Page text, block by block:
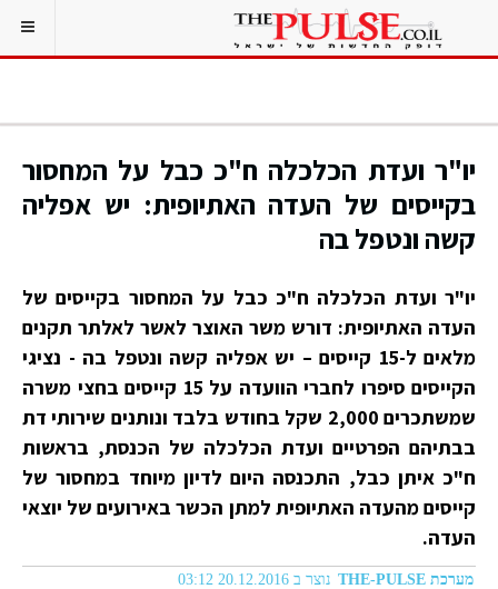
יו"ר ועדת הכלכלה ח"כ כבל על המחסור
בקייסים של העדה האתיופית: יש אפליה
קשה ונטפל בה
יו"ר ועדת הכלכלה ח"כ כבל על המחסור בקייסים של
העדה האתיופית: דורש משר האוצר לאשר לאלתר תקנים
מלאים ל-15 קייסים – יש אפליה קשה ונטפל בה - נציגי
הקייסים סיפרו לחברי הוועדה על 15 קייסים בחצי משרה
שמשתכרים 2,000 שקל בחודש בלבד ונותנים שירותי דת
בבתיהם הפרטיים ועדת הכלכלה של הכנסת, בראשות
ח"כ איתן כבל, התכנסה היום לדיון מיוחד במחסור של
קייסים מהעדה האתיופית למתן הכשר באירועים של יוצאי
העדה.
מערכת THE-PULSE נוצר ב 20.12.2016 03:12